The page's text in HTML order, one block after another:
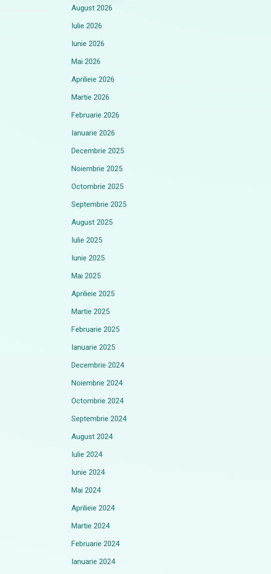
August 2026
Iulie 2026
Iunie 2026
Mai 2026
Aprilieie 2026
Martie 2026
Februarie 2026
Ianuarie 2026
Decembrie 2025
Noiembrie 2025
Octombrie 2025
Septembrie 2025
August 2025
Iulie 2025
Iunie 2025
Mai 2025
Aprilieie 2025
Martie 2025
Februarie 2025
Ianuarie 2025
Decembrie 2024
Noiembrie 2024
Octombrie 2024
Septembrie 2024
August 2024
Iulie 2024
Iunie 2024
Mai 2024
Aprilieie 2024
Martie 2024
Februarie 2024
Ianuarie 2024